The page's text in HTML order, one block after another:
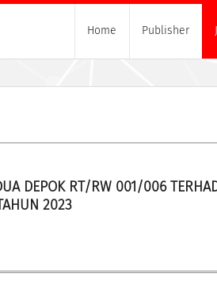
Home Publisher
DEPOK RT/RW 001/006
2023